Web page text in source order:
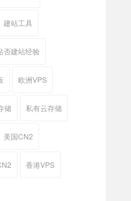
建站工具
否建站经验
欧洲VPS
储 私有云存储
美国CN2
香港VPS